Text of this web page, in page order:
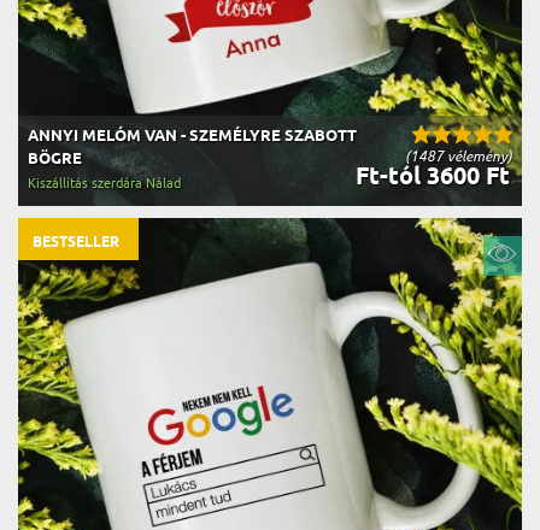
(1487 vélemény)
ANNYI MELÓM VAN - SZEMÉLYRE SZABOTT
BÖGRE
Ft-tól 3600 Ft
Kiszállítás szerdára Nálad
BESTSELLER